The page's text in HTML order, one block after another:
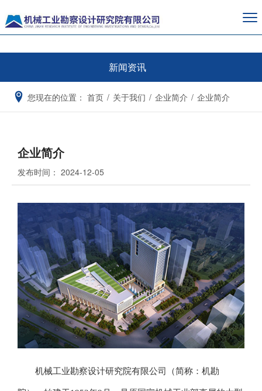
新闻资讯
您现在的位置： 首页 / 关于我们 / 企业简介 / 企业简介
企业简介
发布时间： 2024-12-05
机械工业勘察设计研究院有限公司（简称：机勘